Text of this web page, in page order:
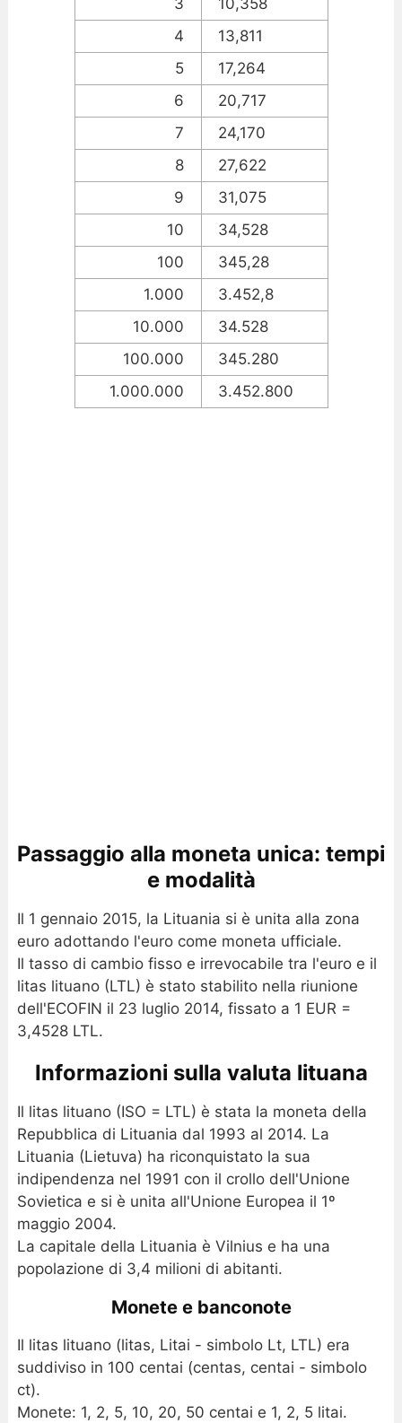
4
13,811
5
17,264
6
20,717
7
24,170
8
27,622
9
31,075
10
34,528
100
345,28
1.000
3.452,8
10.000
34.528
100.000
345.280
1.000.000
3.452.800
Passaggio alla moneta unica: tempi
e modalità
Il 1 gennaio 2015, la Lituania si è unita alla zona
euro adottando l'euro come moneta ufficiale.
Il tasso di cambio fisso e irrevocabile tra l'euro e il
litas lituano (LTL) è stato stabilito nella riunione
dell'ECOFIN il 23 luglio 2014, fissato a 1 EUR =
3,4528 LTL.
Informazioni sulla valuta lituana
Il litas lituano (ISO = LTL) è stata la moneta della
Repubblica di Lituania dal 1993 al 2014. La
Lituania (Lietuva) ha riconquistato la sua
indipendenza nel 1991 con il crollo dell'Unione
Sovietica e si è unita all'Unione Europea il 1º
maggio 2004.
La capitale della Lituania è Vilnius e ha una
popolazione di 3,4 milioni di abitanti.
Monete e banconote
Il litas lituano (litas, Litai - simbolo Lt, LTL) era
suddiviso in 100 centai (centas, centai - simbolo
ct).
Monete: 1, 2, 5, 10, 20, 50 centai e 1, 2, 5 litai.